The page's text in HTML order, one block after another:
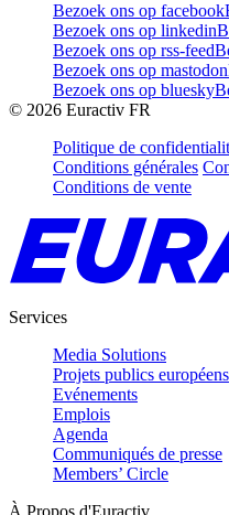
Bezoek ons op facebook
Bezoek ons op linkedin
Bezoek ons op rss-feed
Bezoek ons op mastodon
Bezoek ons op bluesky
© 2026 Euractiv FR
Politique de
Conditions générales
Conditions de vente
Services
Media Solutions
Projets publics européens
Evénements
Emplois
Agenda
Communiqués de presse
Members’ Circle
À Propos d'Euractiv